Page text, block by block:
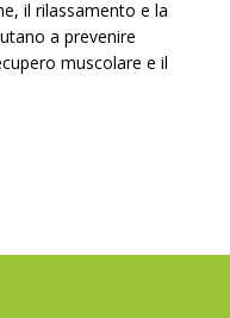
il rilassamento e la
a prevenire
muscolare e il